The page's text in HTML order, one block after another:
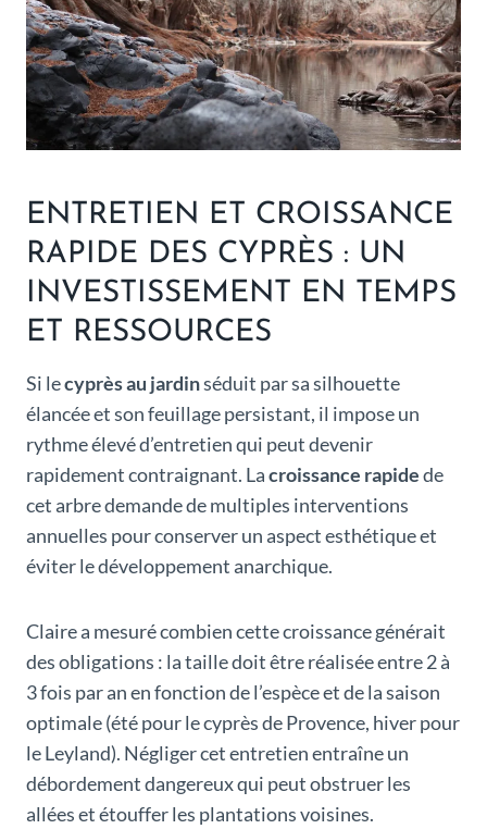
ENTRETIEN ET CROISSANCE
RAPIDE DES CYPRÈS : UN
INVESTISSEMENT EN TEMPS
ET RESSOURCES
Si lecyprès au jardinséduit par sa silhouette
élancée et son feuillage persistant, il impose un
rythme élevé d’entretien qui peut devenir
rapidement contraignant. Lacroissance rapidede
cet arbre demande de multiples interventions
annuelles pour conserver un aspect esthétique et
éviter le développement anarchique.
Claire a mesuré combien cette croissance générait
des obligations : la taille doit être réalisée entre 2 à
3 fois par an en fonction de l’espèce et de la saison
optimale (été pour le cyprès de Provence, hiver pour
le Leyland). Négliger cet entretien entraîne un
débordement dangereux qui peut obstruer les
allées et étouffer les plantations voisines.